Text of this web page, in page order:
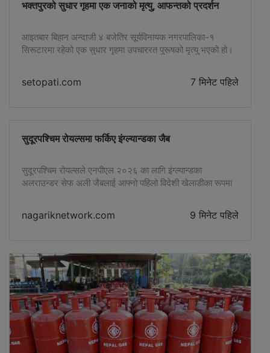
भक्तपुरको सुधार गृहमा एक जनाको मृत्यु, आफन्तको प्रदर्शन
आइतबार बिहान अन्दाजी ४ बजेतिर सूर्यविनायक नगरपालिका-१
सिरूटारमा रहेको एक सुधार गृहमा उपचाररत पुरूषको मृत्यु भएको हो।
setopati.com 7 मिनेट पहिले
सुदूरपश्चिम रोयल्समा फर्किए इंग्ल्यान्डका जैब
सुदूरपश्चिम रोयल्सले एनपीएल २०२६ का लागि इंग्ल्यान्डका
अलराउन्डर सेफ अली जैबलाई आफ्नो पहिलो विदेशी खेलाडीका रूपमा
nagariknetwork.com 9 मिनेट पहिले